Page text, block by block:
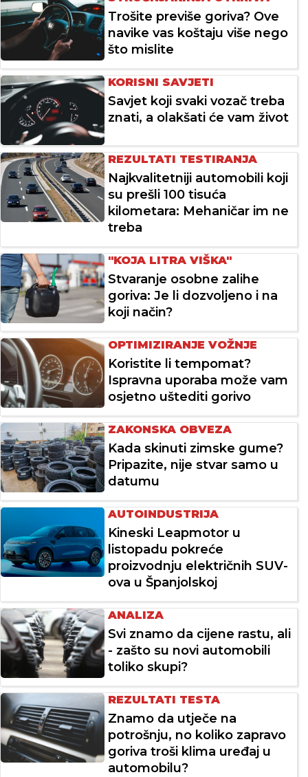
Trošite previše goriva? Ove
navike vas koštaju više nego
što mislite
KORISNI SAVJETI
Savjet koji svaki vozač treba
znati, a olakšati će vam život
REZULTATI TESTIRANJA
Najkvalitetniji automobili koji
su prešli 100 tisuća
kilometara: Mehaničar im ne
treba
"KOJA LITRA VIŠKA"
Stvaranje osobne zalihe
goriva: Je li dozvoljeno i na
koji način?
OPTIMIZIRANJE VOŽNJE
Koristite li tempomat?
Ispravna uporaba može vam
osjetno uštediti gorivo
ZAKONSKA OBVEZA
Kada skinuti zimske gume?
Pripazite, nije stvar samo u
datumu
AUTOINDUSTRIJA
Kineski Leapmotor u
listopadu pokreće
proizvodnju električnih SUV-
ova u Španjolskoj
ANALIZA
Svi znamo da cijene rastu, ali
- zašto su novi automobili
toliko skupi?
REZULTATI TESTA
Znamo da utječe na
potrošnju, no koliko zapravo
goriva troši klima uređaj u
automobilu?